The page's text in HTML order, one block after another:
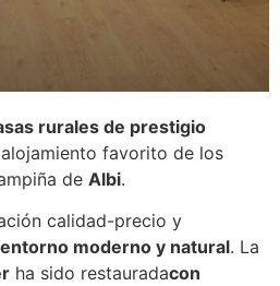
rurales de prestigio
favorito de los
de Albi.
calidad-precio y
entorno moderno y natural. La
ha sido restauradacon